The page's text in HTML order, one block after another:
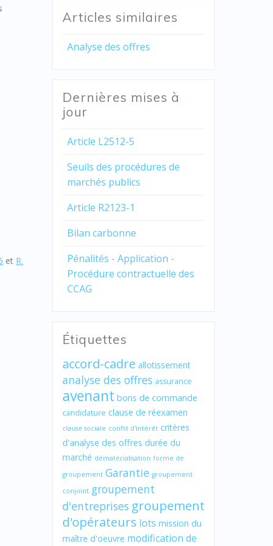
et R.
Articles similaires
Analyse des offres
Dernières mises à
jour
Article L2512-5
Seuils des procédures de
marchés publics
Article R2123-1
Bilan carbonne
Pénalités - Application -
Procédure contractuelle des
CCAG
Étiquettes
accord-cadre allotissement
analyse des offres assurance
avenant bons de commande
candidature clause de réexamen
clause sociale conflit d'intérêt critères
d'analyse des offres durée du
marché dématérialisation forme de
groupement Garantie groupement
conjoint groupement
d'entreprises groupement
d'opérateurs lots mission du
maître d'oeuvre modification de